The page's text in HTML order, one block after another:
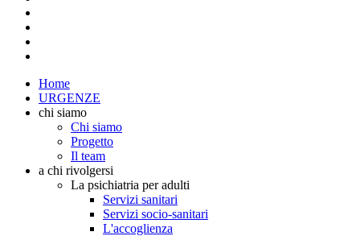
Home
URGENZE
chi siamo
Chi siamo
Progetto
Il team
a chi rivolgersi
La psichiatria per adulti
Servizi sanitari
Servizi socio-sanitari
L'accoglienza